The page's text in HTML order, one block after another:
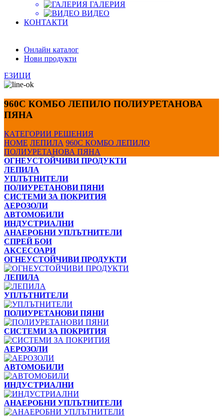
ГАЛЕРИЯ
ВИДЕО
КОНТАКТИ
Онлайн каталог
Нови продукти
ЕЗИЦИ
960C КОМБО ЛЕПИЛО ПОЛИУРЕТАНОВА
ПЯНА
КАТЕГОРИИ РЕШЕНИЯ
HOME ЛЕПИЛА 960C КОМБО ЛЕПИЛО
ПОЛИУРЕТАНОВА ПЯНА
ОГНЕУСТОЙЧИВИ ПРОДУКТИ
ЛЕПИЛА
УПЛЪТНИТЕЛИ
ПОЛИУРЕТАНОВИ ПЯНИ
СИСТЕМИ ЗА ПОКРИТИЯ
АЕРОЗОЛИ
АВТОМОБИЛИ
ИНДУСТРИАЛНИ
АНАЕРОБНИ УПЛЪТНИТЕЛИ
СПРЕЙ БОИ
АКСЕСОАРИ
ОГНЕУСТОЙЧИВИ ПРОДУКТИ
ЛЕПИЛА
УПЛЪТНИТЕЛИ
ПОЛИУРЕТАНОВИ ПЯНИ
СИСТЕМИ ЗА ПОКРИТИЯ
АЕРОЗОЛИ
АВТОМОБИЛИ
ИНДУСТРИАЛНИ
АНАЕРОБНИ УПЛЪТНИТЕЛИ